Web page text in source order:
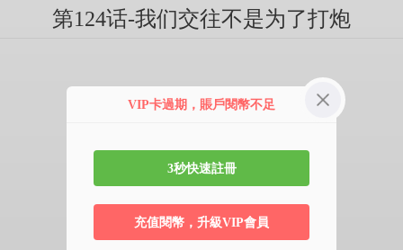
第124话-我们交往不是为了打炮
VIP卡過期，賬戶閱幣不足
3秒快速註冊
充值閱幣，升級VIP會員